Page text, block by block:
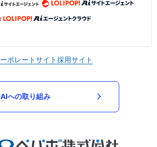
ポレートサイト採用サイト
AIへの取り組み